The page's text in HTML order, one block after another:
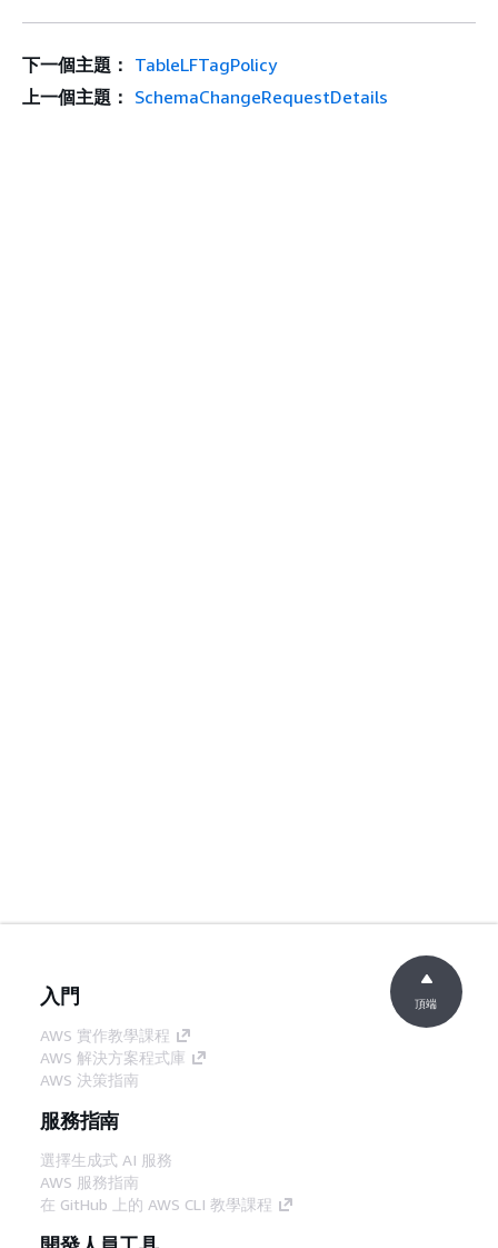
下一個主題： TableLFTagPolicy
上一個主題： SchemaChangeRequestDetails
入門
AWS 實作教學課程
AWS 解決方案程式庫
AWS 決策指南
服務指南
選擇生成式 AI 服務
AWS 服務指南
在 GitHub 上的 AWS CLI 教學課程
頂端